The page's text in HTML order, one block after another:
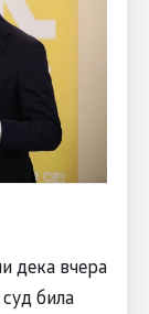
дека вчера
била